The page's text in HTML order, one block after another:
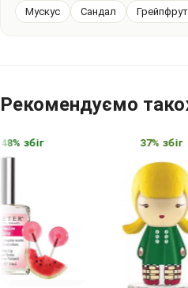
Мускус Сандал
Рекомендуємо
збіг 37% збіг